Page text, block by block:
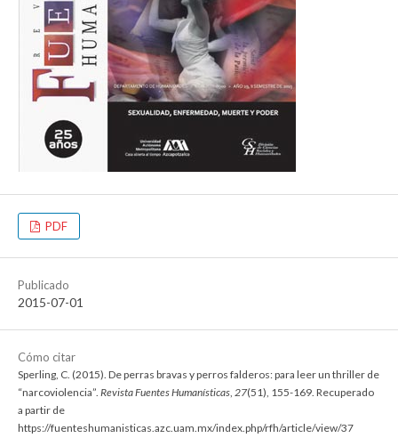
PDF
Publicado
2015-07-01
Cómo citar
Sperling, C. (2015). De perras bravas y perros falderos: para leer un thriller de
“narcoviolencia”. Revista Fuentes Humanísticas, 27(51), 155-169. Recuperado
a partir de
https://fuenteshumanisticas.azc.uam.mx/index.php/rfh/article/view/37